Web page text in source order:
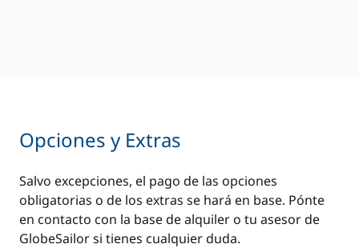
Opciones y Extras
Salvo excepciones, el pago de las opciones
obligatorias o de los extras se hará en base. Pónte
en contacto con la base de alquiler o tu asesor de
GlobeSailor si tienes cualquier duda.